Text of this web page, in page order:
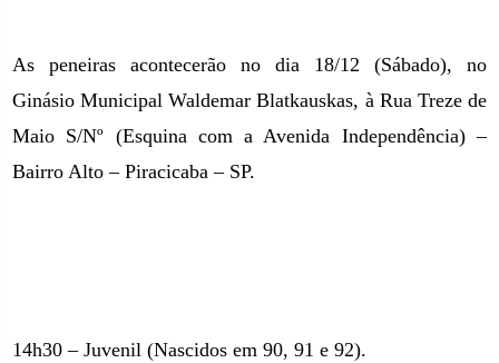
As peneiras acontecerão no dia 18/12 (Sábado), no
Ginásio Municipal Waldemar Blatkauskas, à Rua Treze de
Maio S/Nº (Esquina com a Avenida Independência) –
Bairro Alto – Piracicaba – SP.
14h30 – Juvenil (Nascidos em 90, 91 e 92).